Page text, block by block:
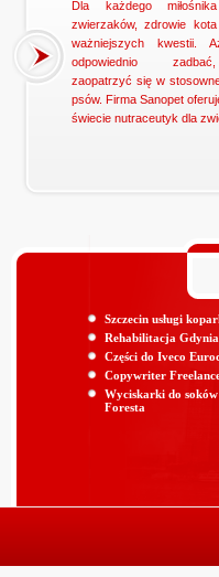
Dla każdego
zwierzaków, zdrowie
ważniejszych kwestii.
odpowiednio
zaopatrzyć się w
psów. Firma Sanopet
świecie nutraceutyk dla
Szczecin usługi
Rehabilitacja
Części do Iveco
Copywriter
Wyciskarki do
Foresta